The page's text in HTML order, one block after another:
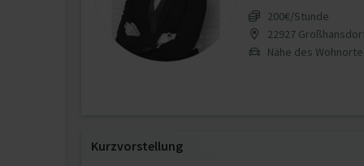
200€/Stunde
22927
Nähe des
Kurzvorstellung